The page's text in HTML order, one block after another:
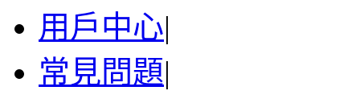
用戶中心|
常見問題|